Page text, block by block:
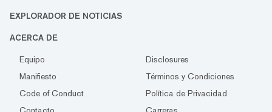
EXPLORADOR DE NOTICIAS
ACERCA DE
Equipo
Disclosures
Manifiesto
Términos y Condiciones
Code of Conduct
Política de Privacidad